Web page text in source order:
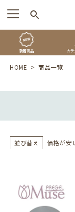
search
新着商品 カテ
HOME 商品一覧
並び替え 価格が安